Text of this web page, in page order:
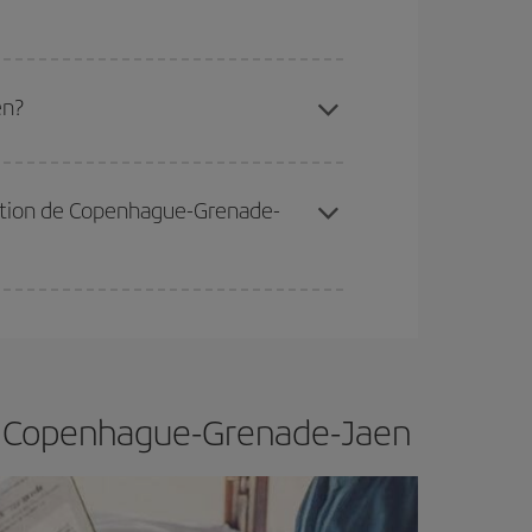
de Copenhague-Grenade-
Grenade-Jaen